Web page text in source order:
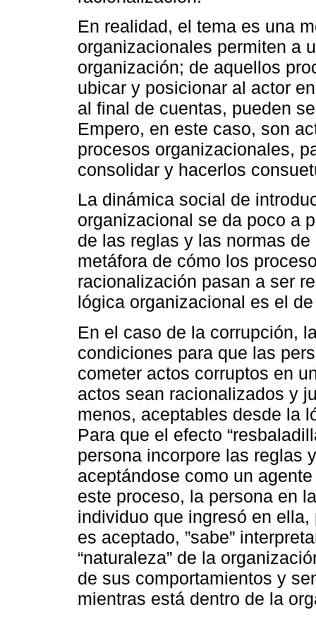
En realidad, el tema es una
organizacionales permiten a
organización; de aquellos
ubicar y posicionar al actor
al final de cuentas, pueden
Empero, en este caso, son
procesos organizacionales,
consolidar y hacerlos
La dinámica social de
organizacional se da poco a
de las reglas y las normas
metáfora de cómo los
racionalización pasan a ser
lógica organizacional es el de
En el caso de la corrupción,
condiciones para que las
cometer actos corruptos en
actos sean racionalizados y
menos, aceptables desde la
Para que el efecto
persona incorpore las reglas
aceptándose como un
este proceso, la persona en
individuo que ingresó en
es aceptado, ”sabe”
“naturaleza” de la
de sus comportamientos y
mientras está dentro de la